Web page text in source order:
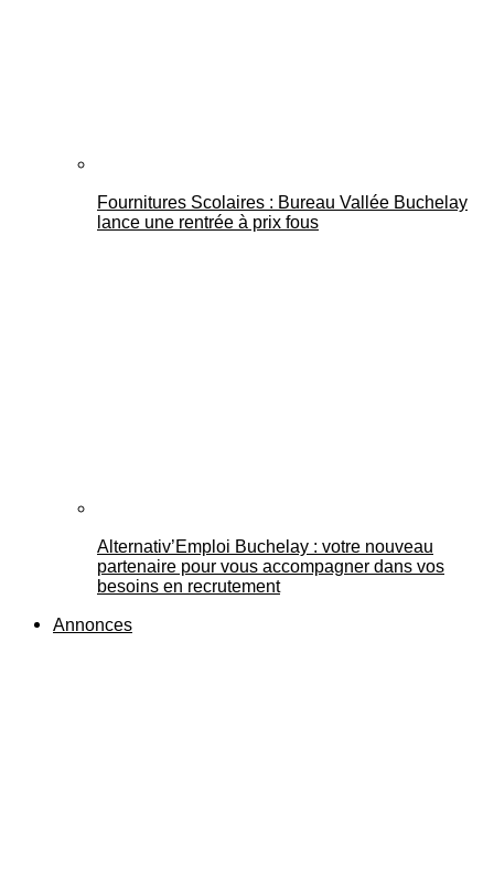
Fournitures Scolaires : Bureau Vallée Buchelay
lance une rentrée à prix fous
Alternativ’Emploi Buchelay : votre nouveau
partenaire pour vous accompagner dans vos
besoins en recrutement
Annonces